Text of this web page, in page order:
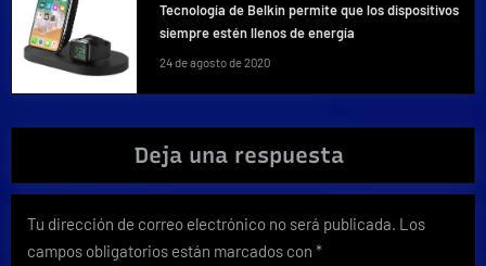
Tecnología de Belkin permite que los dispositivos
siempre estén llenos de energía
24 de agosto de 2020
Deja una respuesta
Tu dirección de correo electrónico no será publicada. Los
campos obligatorios están marcados con *